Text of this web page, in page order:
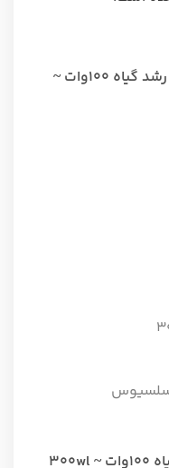
مشخصات ابعادی و ساختاری پنل رشد گیاه ۱۰۰وات ~
مزیت های استفاده از پنل رشد گیاه ۱۰۰وات ~ ۳۰۰wl